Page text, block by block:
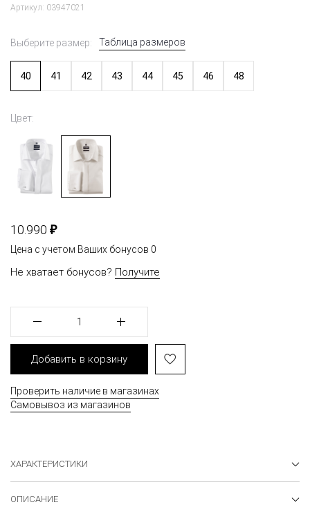
Артикул: 03947021
Выберите размер: Таблица размеров
40 41 42 43 44 45 46 48
Цвет:
10.990 ₽
Цена с учетом Ваших бонусов 0
Не хватает бонусов? Получите
1
Добавить в корзину
Проверить наличие в магазинах
Самовывоз из магазинов
ХАРАКТЕРИСТИКИ
ОПИСАНИЕ